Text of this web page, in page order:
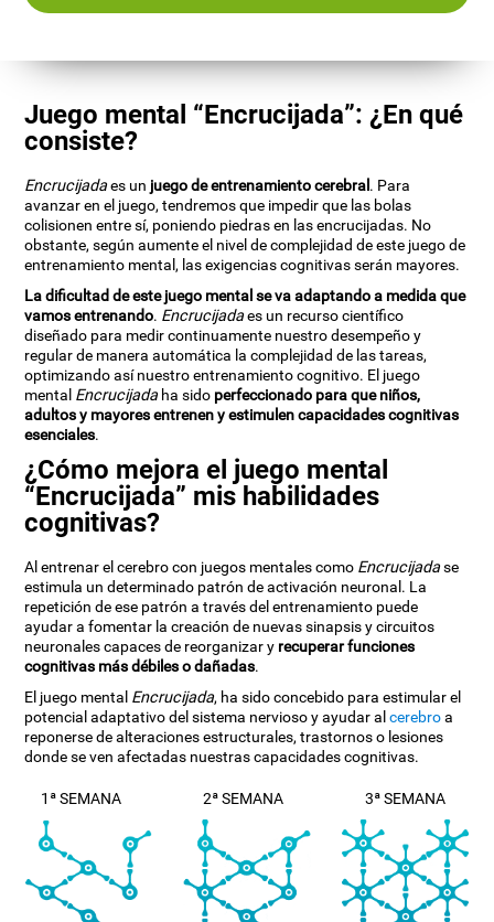
Juego mental “Encrucijada”: ¿En qué
consiste?
Encrucijadaes un juego de entrenamiento cerebral. Para
avanzar en el juego, tendremos que impedir que las bolas
colisionen entre sí, poniendo piedras en las encrucijadas. No
obstante, según aumente el nivel de complejidad de este juego de
entrenamiento mental, las exigencias cognitivas serán mayores.
La dificultad de este juego mental se va adaptando a medida que
vamos entrenando. Encrucijadaes un recurso científico
diseñado para medir continuamente nuestro desempeño y
regular de manera automática la complejidad de las tareas,
optimizando así nuestro entrenamiento cognitivo. El juego
mental Encrucijadaha sido perfeccionado para que niños,
adultos y mayores entrenen y estimulen capacidades cognitivas
esenciales.
¿Cómo mejora el juego mental
“Encrucijada” mis habilidades
cognitivas?
Al entrenar el cerebro con juegos mentales como Encrucijadase
estimula un determinado patrón de activación neuronal. La
repetición de ese patrón a través del entrenamiento puede
ayudar a fomentar la creación de nuevas sinapsis y circuitos
neuronales capaces de reorganizar y recuperar funciones
cognitivas más débiles o dañadas.
El juego mental Encrucijada, ha sido concebido para estimular el
potencial adaptativo del sistema nervioso y ayudar alcerebroa
reponerse de alteraciones estructurales, trastornos o lesiones
donde se ven afectadas nuestras capacidades cognitivas.
1ª SEMANA 2ª SEMANA 3ª SEMANA